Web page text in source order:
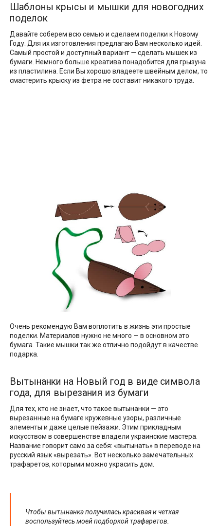
Шаблоны крысы и мышки для новогодних
поделок
Давайте соберем всю семью и сделаем поделки к Новому
Году. Для их изготовления предлагаю Вам несколько идей.
Самый простой и доступный вариант — сделать мышек из
бумаги. Немного больше креатива понадобится для грызуна
из пластилина. Если Вы хорошо владеете швейным делом, то
смастерить крыску из фетра не составит никакого труда.
Очень рекомендую Вам воплотить в жизнь эти простые
поделки. Материалов нужно не много — в основном это
бумага. Такие мышки так же отлично подойдут в качестве
подарка.
Вытынанки на Новый год в виде символа
года, для вырезания из бумаги
Для тех, кто не знает, что такое вытынанки — это
вырезанные на бумаге кружевные узоры, различные
элементы и даже целые пейзажи. Этим прикладным
искусством в совершенстве владели украинские мастера.
Название говорит само за себя: «вытынать» в переводе на
русский язык «вырезать». Вот несколько замечательных
трафаретов, которыми можно украсить дом.
Чтобы вытынанка получилась красивая и четкая
воспользуйтесь моей подборкой трафаретов.